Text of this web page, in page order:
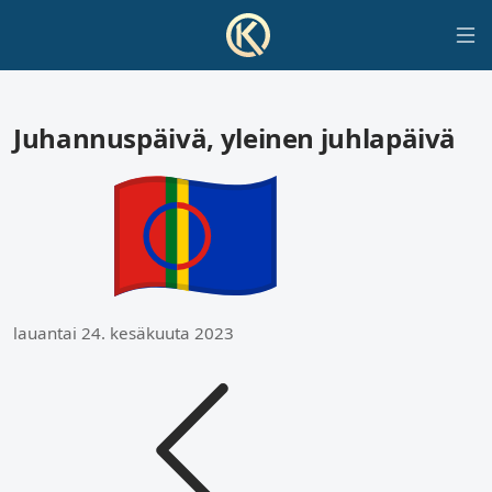
Juhannuspäivä, yleinen juhlapäivä
lauantai 24. kesäkuuta 2023